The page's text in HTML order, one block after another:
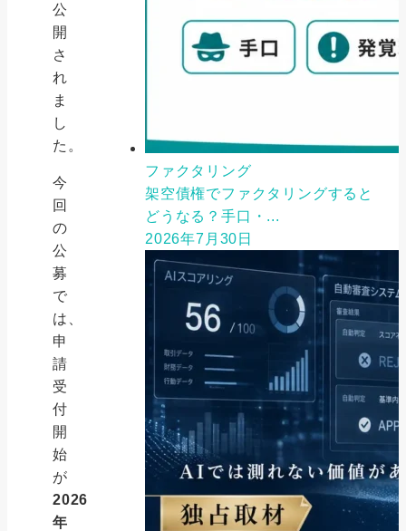
公
開
さ
れ
ま
し
た。
今
回
の
公
募
で
は、
申
請
受
付
開
始
が
2026
年
ファクタリング
架空債権でファクタリングすると
どうなる？手口・...
2026年7月30日